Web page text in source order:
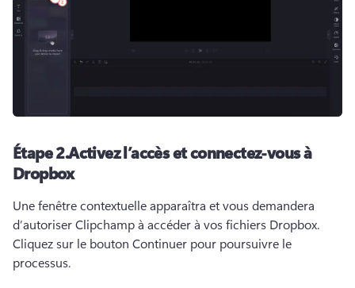
Étape 2.Activez l’accès et connectez-vous à
Dropbox
Une fenêtre contextuelle apparaîtra et vous demandera
Cliquez sur le bouton Continuer pour poursuivre le
processus.